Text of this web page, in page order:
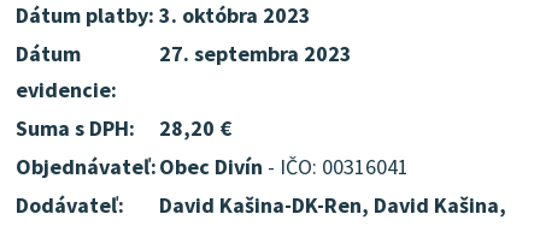
Dátum platby: 3. októbra 2023
Dátum
evidencie:
27. septembra 2023
Suma s DPH:
28,20 €
Objednávateľ:Obec Divín - IČO: 00316041
Dodávateľ:
David Kašina-DK-Ren, David Kašina,